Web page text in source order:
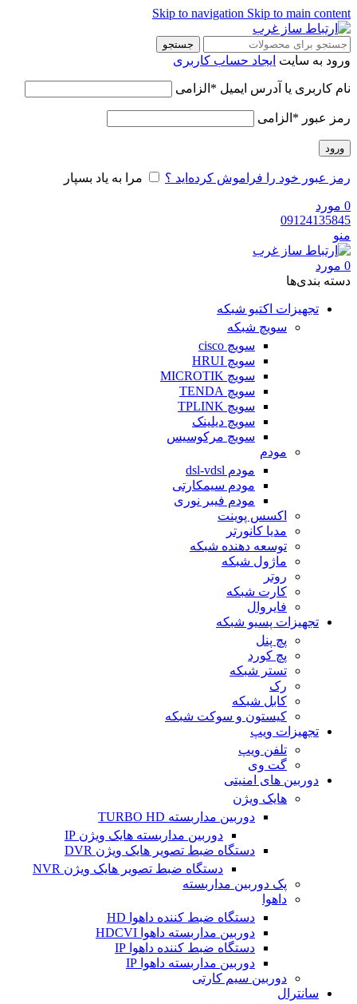
Skip to navigation Skip to main content
جستجو
ورود به سایت ایجاد حساب کاربری
نام کاربری یا آدرس ایمیل * الزامی
رمز عبور * الزامی
ورود
رمز عبور خود را فراموش کرده‌اید ؟ مرا به یاد بسپار
0 مورد
09124135845
منو
0 مورد
دسته‌ بندی‌ها
تجهیزات اکتیو شبکه
سویچ شبکه
سویچ cisco
سویچ HRUI
سویچ MICROTIK
سویچ TENDA
سویچ TPLINK
سویچ دیلینک
سویچ مرکوسیس
مودم
مودم dsl-vdsl
مودم سیمکارتی
مودم فیبر نوری
اکسس پوینت
مدیا کانورتر
توسعه دهنده شبکه
ماژول شبکه
روتر
کارت شبکه
فایروال
تجهیزات پسیو شبکه
پچ پنل
پچ کورد
تستر شبکه
رک
کابل شبکه
کیستون و سوکت شبکه
تجهیزات ویپ
تلفن ویپ
گت وی
دوربین های امنیتی
هایک ویژن
دوربین مداربسته TURBO HD
دوربین مداربسته هایک ویژن IP
دستگاه ضبط تصویر هایک ویژن DVR
دستگاه ضبط تصویر هایک ویژن NVR
پک دوربین مداربسته
داهوا
دستگاه ضبط کننده داهوا HD
دوربین مداربسته داهوا HDCVI
دستگاه ضبط کننده داهوا IP
دوربین مداربسته داهوا IP
دوربین سیم کارتی
سانترال